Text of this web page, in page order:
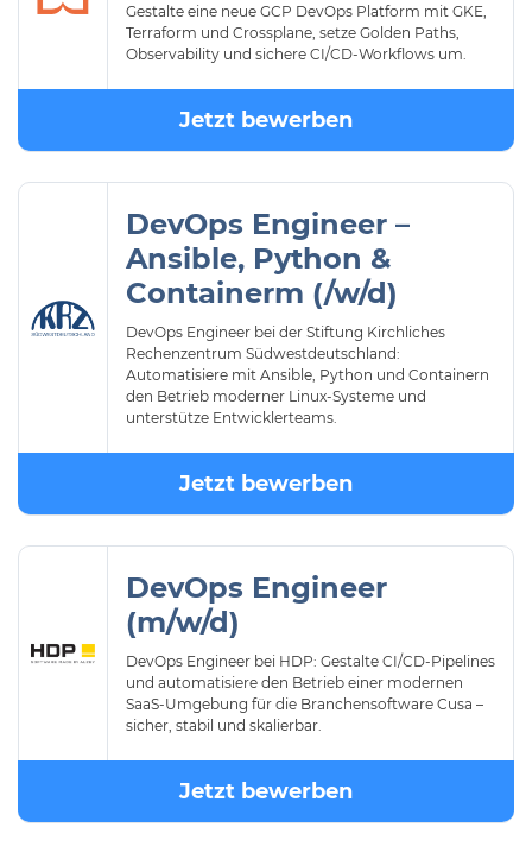
Gestalte eine neue GCP DevOps Platform mit GKE,
Terraform und Crossplane, setze Golden Paths,
Observability und sichere CI/CD-Workflows um.
Jetzt bewerben
DevOps Engineer –
Ansible, Python &
Containerm (/w/d)
DevOps Engineer bei der Stiftung Kirchliches
Rechenzentrum Südwestdeutschland:
Automatisiere mit Ansible, Python und Containern
den Betrieb moderner Linux-Systeme und
unterstütze Entwicklerteams.
Jetzt bewerben
DevOps Engineer
(m/w/d)
DevOps Engineer bei HDP: Gestalte CI/CD-Pipelines
und automatisiere den Betrieb einer modernen
SaaS-Umgebung für die Branchensoftware Cusa –
sicher, stabil und skalierbar.
Jetzt bewerben